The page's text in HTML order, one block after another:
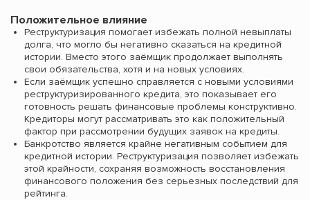
Положительное влияние
Реструктуризация помогает избежать полной невыплаты
долга, что могло бы негативно сказаться на кредитной
истории. Вместо этого заёмщик продолжает выполнять
свои обязательства, хотя и на новых условиях.
Если заёмщик успешно справляется с новыми условиями
реструктуризированного кредита, это показывает его
готовность решать финансовые проблемы конструктивно.
Кредиторы могут рассматривать это как положительный
фактор при рассмотрении будущих заявок на кредиты.
Банкротство является крайне негативным событием для
кредитной истории. Реструктуризация позволяет избежать
этой крайности, сохраняя возможность восстановления
финансового положения без серьезных последствий для
рейтинга.